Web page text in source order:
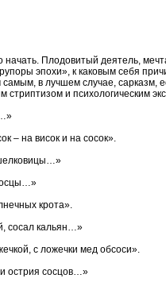
Плодовитый деятель,
эпохи», к каковым себя
в лучшем случае, сарказм,
стриптизом и психологическим
– на висок и на сосок».
крота».
сосал кальян…»
с ложечки мед обсоси».
острия сосцов…»